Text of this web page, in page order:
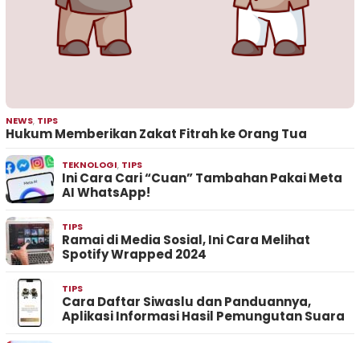
NEWS, TIPS
Hukum Memberikan Zakat Fitrah ke Orang Tua
TEKNOLOGI, TIPS
Ini Cara Cari “Cuan” Tambahan Pakai Meta
AI WhatsApp!
TIPS
Ramai di Media Sosial, Ini Cara Melihat
Spotify Wrapped 2024
TIPS
Cara Daftar Siwaslu dan Panduannya,
Aplikasi Informasi Hasil Pemungutan Suara